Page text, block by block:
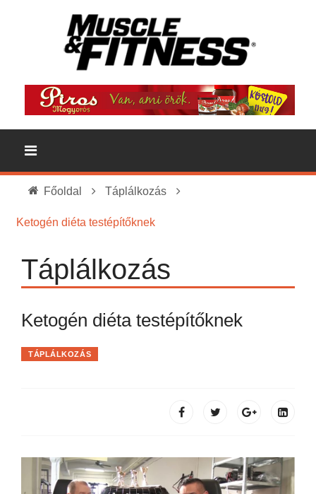
Főoldal Táplálkozás
Ketogén diéta testépítőknek
Táplálkozás
Ketogén diéta testépítőknek
TÁPLÁLKOZÁS